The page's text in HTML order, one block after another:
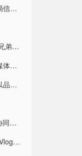
雾
之路
元
尚
？
么样?